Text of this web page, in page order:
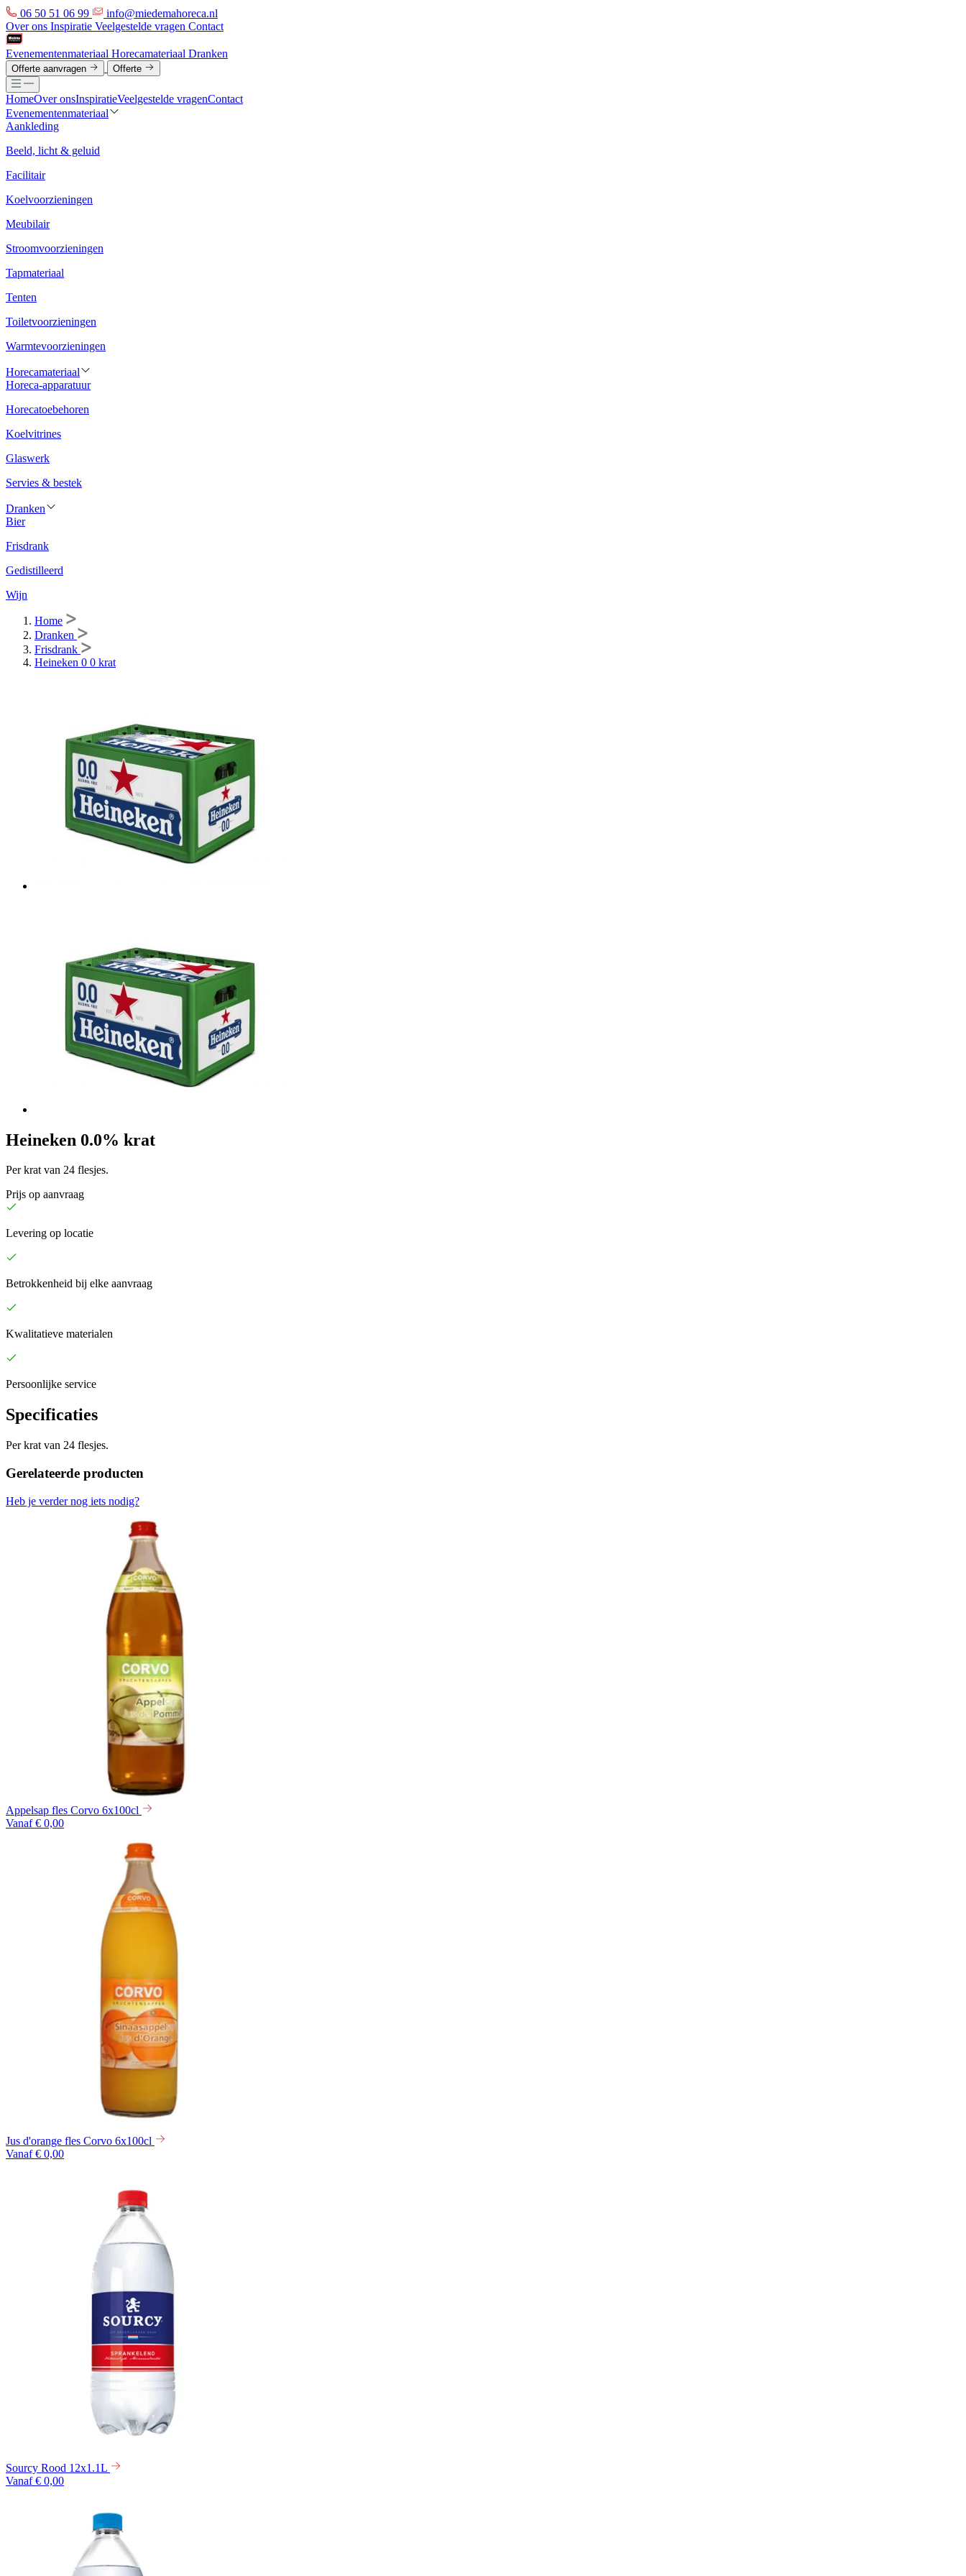
06 50 51 06 99
info@miedemahoreca.nl
Over ons Inspiratie Veelgestelde vragen Contact
Evenementenmateriaal Horecamateriaal Dranken
Offerte aanvragen Offerte
HomeOver onsInspiratieVeelgestelde vragenContact
Evenementenmateriaal
Aankleding
Beeld, licht & geluid
Facilitair
Koelvoorzieningen
Meubilair
Stroomvoorzieningen
Tapmateriaal
Tenten
Toiletvoorzieningen
Warmtevoorzieningen
Horecamateriaal
Horeca-apparatuur
Horecatoebehoren
Koelvitrines
Glaswerk
Servies & bestek
Dranken
Bier
Frisdrank
Gedistilleerd
Wijn
Home
Dranken
Frisdrank
Heineken 0 0 krat
Heineken 0.0% krat
Per krat van 24 flesjes.
Prijs op aanvraag
Levering op locatie
Betrokkenheid bij elke aanvraag
Kwalitatieve materialen
Persoonlijke service
Specificaties
Per krat van 24 flesjes.
Gerelateerde producten
Heb je verder nog iets nodig?
Appelsap fles Corvo 6x100cl
Vanaf € 0,00
Jus d'orange fles Corvo 6x100cl
Vanaf € 0,00
Sourcy Rood 12x1.1L
Vanaf € 0,00